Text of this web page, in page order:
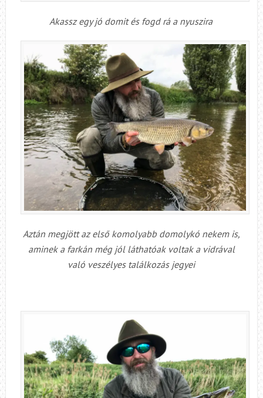
Akassz egy jó domit és fogd rá a nyuszira
Aztán megjött az első komolyabb domolykó nekem is,
aminek a farkán még jól láthatóak voltak a vidrával
való veszélyes találkozás jegyei